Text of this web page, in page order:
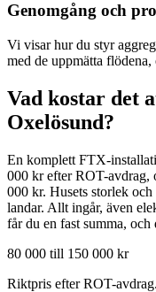
Genomgång och
Vi visar hur du styr
med de uppmätta
Vad kostar det
Oxelösund?
En komplett FTX-
000 kr efter ROT-avdrag,
000 kr. Husets storlek
landar. Allt ingår, även
får du en fast summa, och
80 000 till 150 000 kr
Riktpris efter ROT-